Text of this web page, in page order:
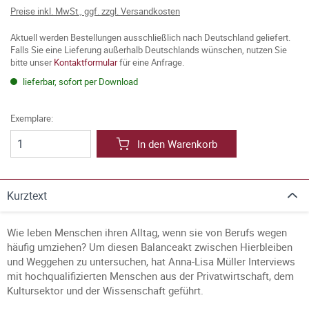
Preise inkl. MwSt., ggf. zzgl. Versandkosten
Aktuell werden Bestellungen ausschließlich nach Deutschland geliefert.
Falls Sie eine Lieferung außerhalb Deutschlands wünschen, nutzen Sie
bitte unserKontaktformularfür eine Anfrage.
lieferbar, sofort per Download
Exemplare:
In den Warenkorb
Kurztext
Wie leben Menschen ihren Alltag, wenn sie von Berufs wegen
häufig umziehen? Um diesen Balanceakt zwischen Hierbleiben
und Weggehen zu untersuchen, hat Anna-Lisa Müller Interviews
mit hochqualifizierten Menschen aus der Privatwirtschaft, dem
Kultursektor und der Wissenschaft geführt.